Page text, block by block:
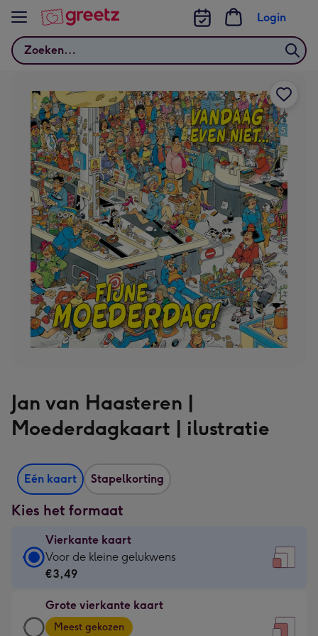
Bekijk meer
Zoeken
Login
Jan van Haasteren |
Moederdagkaart | ilustratie
Eén kaart Stapelkorting
Kies het formaat
Vierkante kaart
Vierkante
kaart
€3,49
-
Voor de kleine gelukwens
€3,49
Grote vierkante kaart
Grote
Meest gekozen